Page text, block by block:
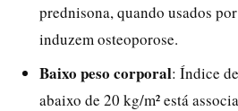
prednisona, quando usados
induzem osteoporose.
Baixo peso corporal: Índice
abaixo de 20 kg/m² está